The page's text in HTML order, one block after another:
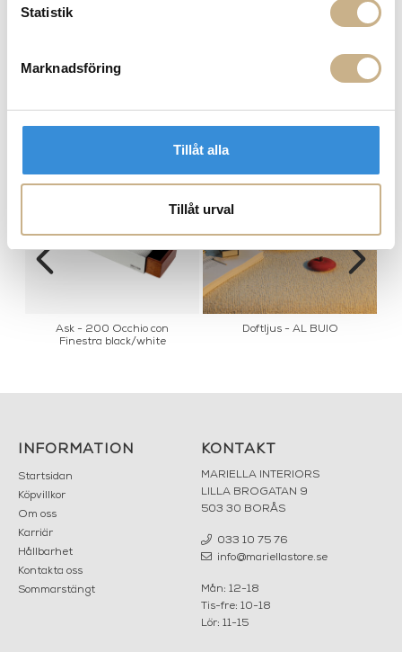
Statistik
Marknadsföring
Tillåt alla
Tillåt urval
PRODUKTVARIANTER
Ask - 200 Occhio con
Finestra black/white
Doftljus - AL BUIO
INFORMATION
Startsidan
Köpvillkor
Om oss
Karriär
Hållbarhet
Kontakta oss
Sommarstängt
KONTAKT
MARIELLA INTERIORS
LILLA BROGATAN 9
503 30 BORÅS
033 10 75 76
info@mariellastore.se
Mån: 12-18
Tis-fre: 10-18
Lör: 11-15